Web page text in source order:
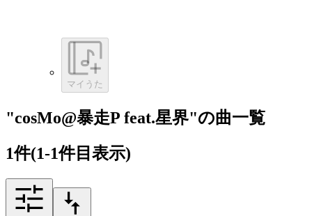
マイうた
"cosMo@暴走P feat.星界"の曲一覧
1件(1-1件目表示)